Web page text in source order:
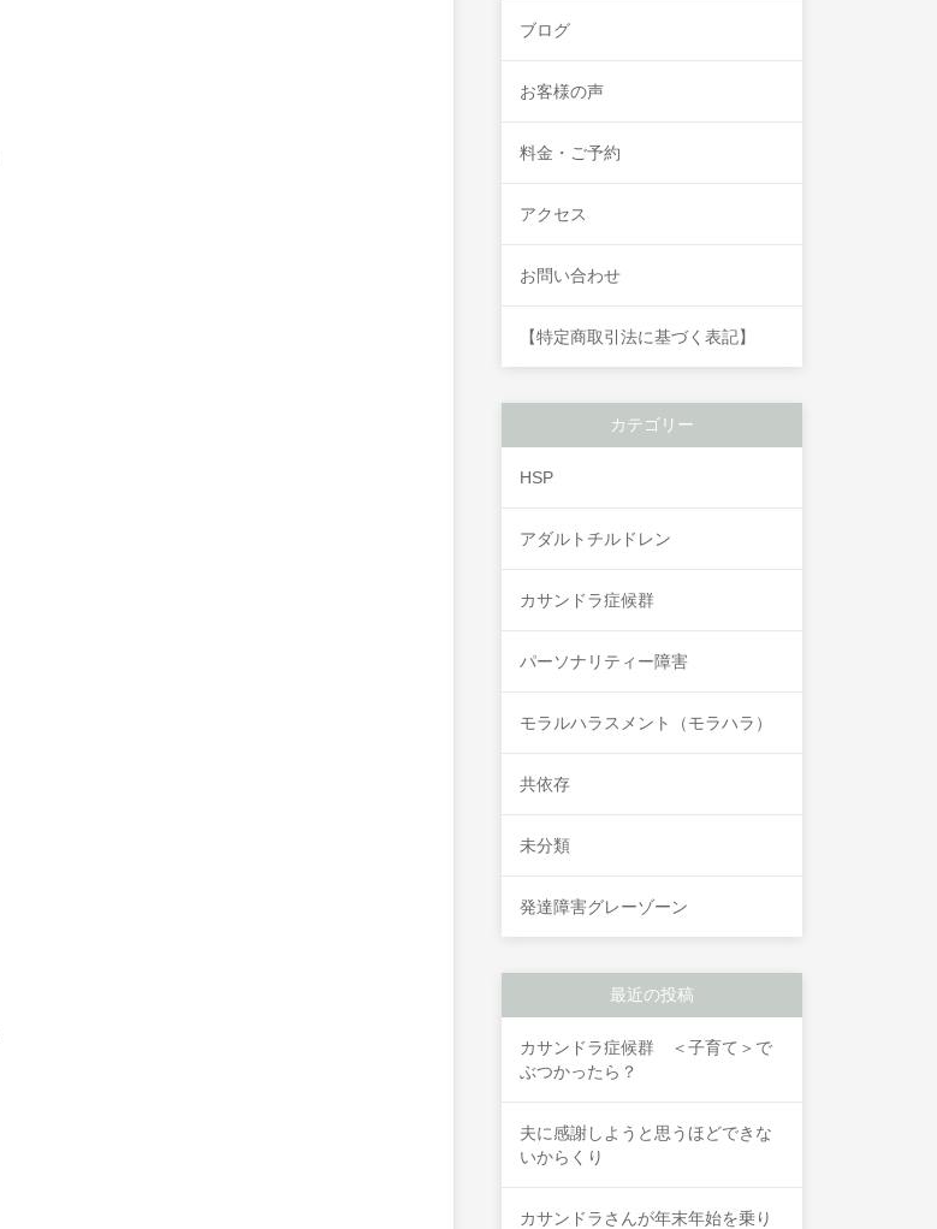
ブログ
お客様の声
料金・ご予約
アクセス
お問い合わせ
【特定商取引法に基づく表記】
カテゴリー
HSP
アダルトチルドレン
カサンドラ症候群
パーソナリティー障害
モラルハラスメント（モラハラ）
共依存
未分類
発達障害グレーゾーン
最近の投稿
カサンドラ症候群 ＜子育て＞で
ぶつかったら？
夫に感謝しようと思うほどできな
いからくり
カサンドラさんが年末年始を乗り